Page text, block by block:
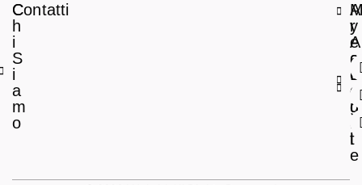
C
h
i
S
i
a
m
o
Contatti
A
r
e
a
L
e
g
l
e
y
A
c
c
o
u
t